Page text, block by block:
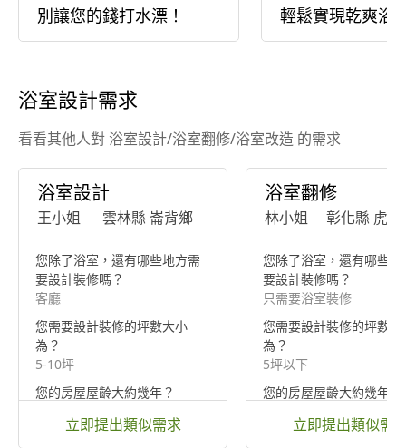
別讓您的錢打水漂！
輕鬆實現乾爽浴
浴室設計需求
看看其他人對 浴室設計/浴室翻修/浴室改造 的需求
浴室設計
王小姐 雲林縣 崙背鄉
您除了浴室，還有哪些地方需
要設計裝修嗎？
客廳
您需要設計裝修的坪數大小
為？
5-10坪
您的房屋屋齡大約幾年？
立即提出類似需求
浴室翻修
林小姐 彰化縣 虎尾
您除了浴室，還有哪些地
要設計裝修嗎？
只需要浴室裝修
您需要設計裝修的坪數大
為？
5坪以下
您的房屋屋齡大約幾年？
立即提出類似需